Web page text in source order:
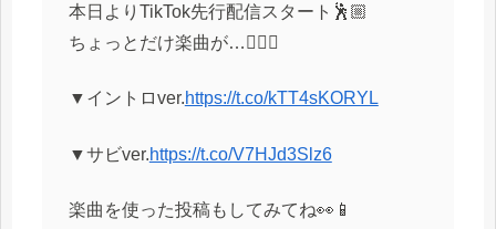
本日よりTikTok先行配信スタート🕺🏼
ちょっとだけ楽曲が…👂🏼🎶
▼イントロver.https://t.co/kTT4sKORYL
▼サビver.https://t.co/V7HJd3Slz6
楽曲を使った投稿もしてみてね👀📱